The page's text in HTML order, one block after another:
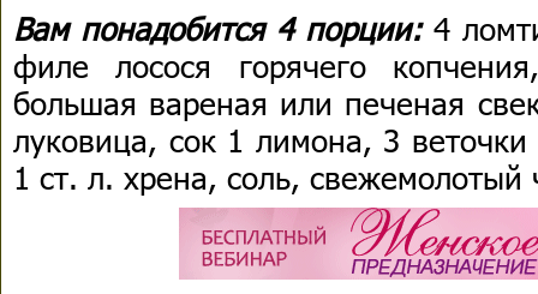
Вам понадобится 4 порции: 4
филе лосося горячего
большая вареная или печеная
луковица, сок 1 лимона, 3
1 ст. л. хрена, соль,